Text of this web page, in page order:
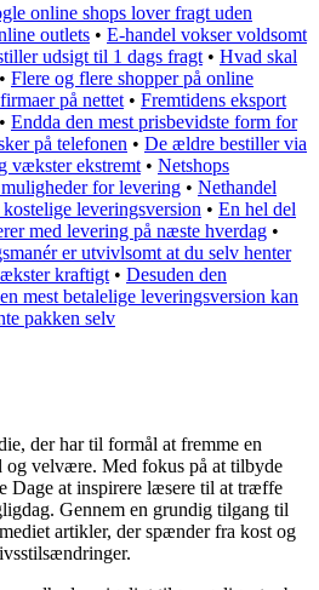
online shops lover fragt uden
outlets • E-handel vokser voldsomt
udsigt til 1 dags fragt • Hvad skal
• Flere og flere shopper på online
på nettet • Fremtidens eksport
• Endda den mest prisbevidste form for
på telefonen • De ældre bestiller via
vækster ekstremt • Netshops
for levering • Nethandel
leveringsversion • En hel del
med levering på næste hverdag •
er utvivlsomt at du selv henter
kraftigt • Desuden den
mest betalelige leveringsversion kan
pakken selv
der har til formål at fremme en
og velvære. Med fokus på at tilbyde
Dage at inspirere læsere til at træffe
Gennem en grundig tilgang til
artikler, der spænder fra kost og